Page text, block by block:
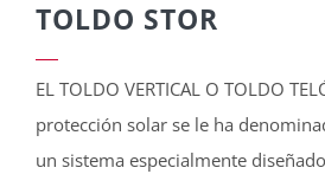
TOLDO STOR
EL TOLDO VERTICAL O TOLDO
protección solar se le ha
un sistema especialmente